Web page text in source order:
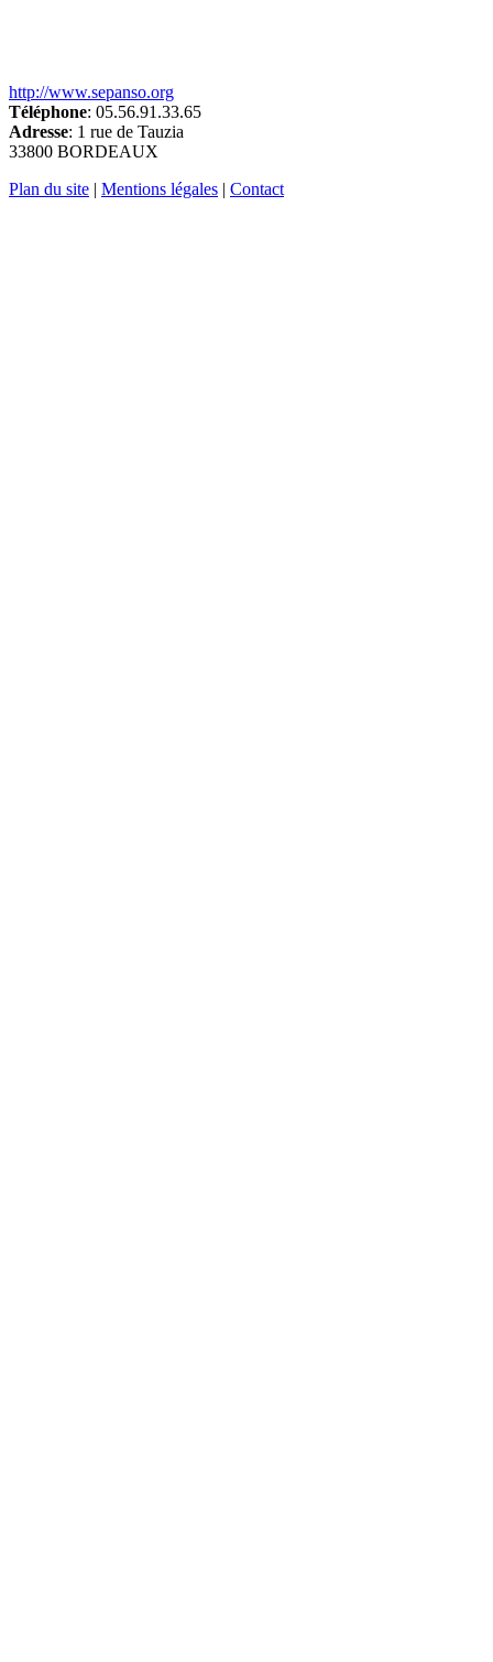
http://www.sepanso.org
Téléphone: 05.56.91.33.65
Adresse: 1 rue de Tauzia
33800 BORDEAUX
Plan du site | Mentions légales | Contact